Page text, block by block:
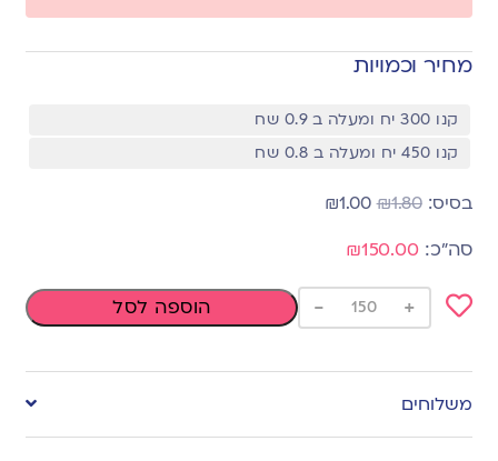
מחיר וכמויות
קנו 300 יח ומעלה ב 0.9 שח
קנו 450 יח ומעלה ב 0.8 שח
₪1.80
₪1.00
₪150.00
to
wishlist
+
- הוספה לסל
משלוחים